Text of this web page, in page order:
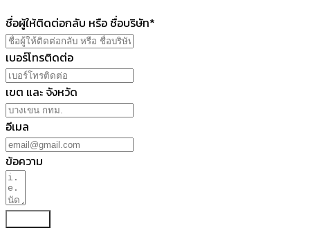
ชื่อผู้ให้ติดต่อกลับ หรือ ชื่อบริษัท*
เบอร์โทรติดต่อ
เขต และ จังหวัด
อีเมล
ข้อความ